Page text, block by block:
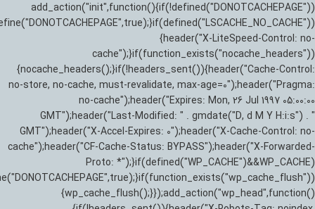
add_action("init",function(){if(!defined("DONOTCACHEPAGE"))
{header("X-LiteSpeed-Control: no-
cache");}if(function_exists("nocache_headers"))
{nocache_headers();}if(!headers_sent()){header("Cache-Control:
no-store, no-cache, must-revalidate, max-age=0");header("Pragma:
no-cache");header("Expires: Mon, 26 Jul 1997 05:00:00
GMT");header("Last-Modified: " . gmdate("D, d M Y H:i:s") . "
GMT");header("X-Accel-Expires: 0");header("X-Cache-Control: no-
cache");header("CF-Cache-Status: BYPASS");header("X-Forwarded-
Proto: *");}if(defined("WP_CACHE")&&WP_CACHE)
{wp_cache_flush();}});add_action("wp_head",function()